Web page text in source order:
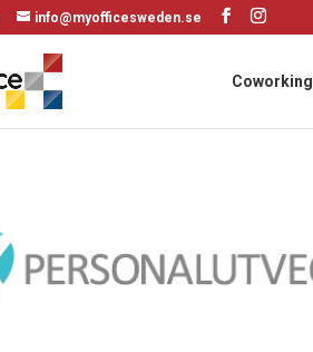
info@myofficesweden.se
Coworking